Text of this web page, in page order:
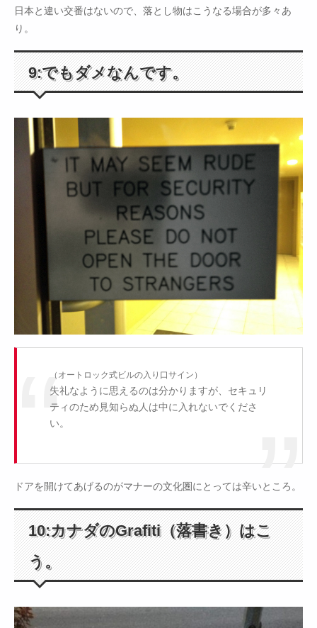
日本と違い交番はないので、落とし物はこうなる場合が多々あ
り。
9:でもダメなんです。
（オートロック式ビルの入り口サイン）
失礼なように思えるのは分かりますが、セキュリ
ティのため見知らぬ人は中に入れないでくださ
い。
ドアを開けてあげるのがマナーの文化圏にとっては辛いところ。
10:カナダのGrafiti（落書き）はこ
う。